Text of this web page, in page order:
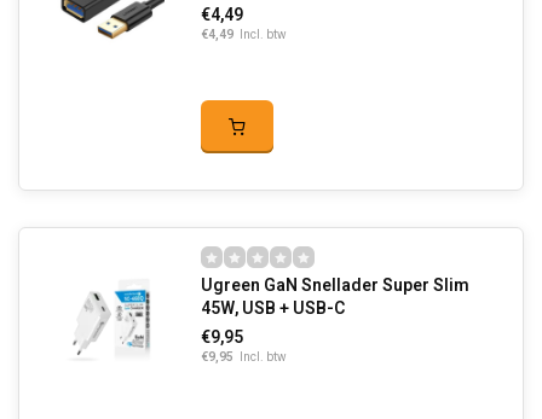
€4,49
€4,49 Incl. btw
Ugreen GaN Snellader Super Slim
45W, USB + USB-C
€9,95
€9,95 Incl. btw